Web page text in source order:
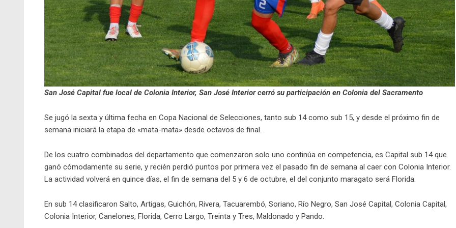
San José Capital fue local de Colonia Interior, San José Interior cerró su participación en Colonia del Sacramento
Se jugó la sexta y última fecha en Copa Nacional de Selecciones, tanto sub 14 como sub 15, y desde el próximo fin de
semana iniciará la etapa de «mata-mata» desde octavos de final.
De los cuatro combinados del departamento que comenzaron solo uno continúa en competencia, es Capital sub 14 que
ganó cómodamente su serie, y recién perdió puntos por primera vez el pasado fin de semana al caer con Colonia Interior.
La actividad volverá en quince días, el fin de semana del 5 y 6 de octubre, el del conjunto maragato será Florida.
En sub 14 clasificaron Salto, Artigas, Guichón, Rivera, Tacuarembó, Soriano, Río Negro, San José Capital, Colonia Capital,
Colonia Interior, Canelones, Florida, Cerro Largo, Treinta y Tres, Maldonado y Pando.